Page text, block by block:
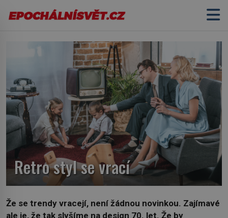
Retro styl se vrací
Že se trendy vracejí, není žádnou novinkou. Zajímavé
ale je, že tak slyšíme na design 70. let. Že by